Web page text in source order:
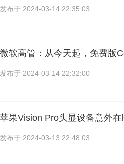
发布于 2024-03-14 22:35:03
微软高管：从今天起，免费版
发布于 2024-03-14 22:32:00
苹果Vision Pro头显设备意外
发布于 2024-03-13 22:48:03